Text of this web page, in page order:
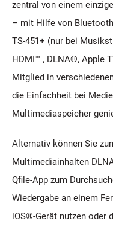
zentral von einem
– mit Hilfe von
TS-451+ (nur bei
HDMI™ , DLNA®, Apple
Mitglied in
die Einfachheit bei
Multimediaspeicher
Alternativ können Sie
Multimediainhalten
Qfile-App zum
Wiedergabe an einem
iOS®-Gerät nutzen oder